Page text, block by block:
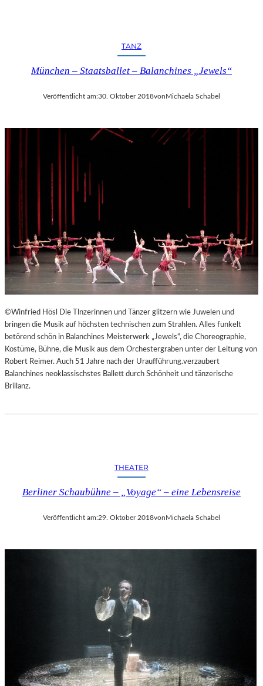
TANZ
München – Staatsballet – Balanchines „Jewels“
Veröffentlicht am:30. Oktober 2018vonMichaela Schabel
©Winfried Hösl Die Tlnzerinnen und Tänzer glitzern wie Juwelen und
bringen die Musik auf höchsten technischen zum Strahlen. Alles funkelt
betörend schön in Balanchines Meisterwerk „Jewels“, die Choreographie,
Kostüme, Bühne, die Musik aus dem Orchestergraben unter der Leitung von
Robert Reimer. Auch 51 Jahre nach der Uraufführung.verzaubert
Balanchines neoklassischstes Ballett durch Schönheit und tänzerische
Brillanz.
THEATER
Berliner Schaubühne – „Voyage“ – eine Lebensreise
Veröffentlicht am:29. Oktober 2018vonMichaela Schabel